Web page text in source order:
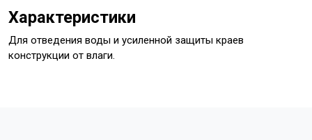
Характеристики
Для отведения воды и усиленной защиты краев
конструкции от влаги.